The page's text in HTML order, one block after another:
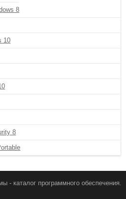
8
10
8
- каталог программного обеспечения.